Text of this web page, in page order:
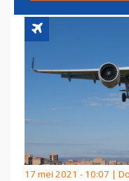
17 mei 2021 - 10:07 |